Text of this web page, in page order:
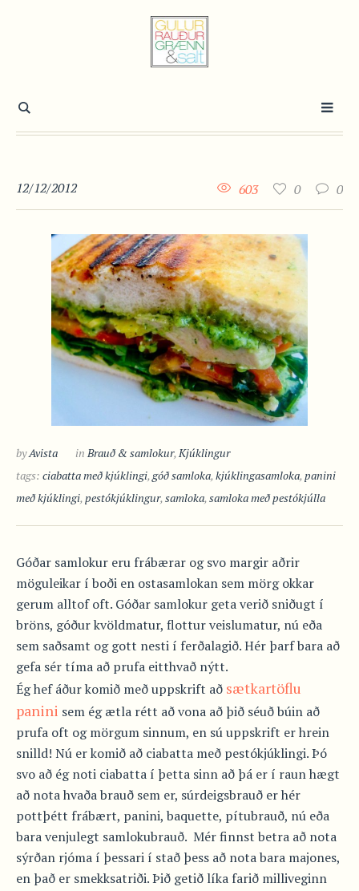
12/12/2012 0
0
603
byAvista in Brauð & samlokur,Kjúklingur
tags: ciabatta með kjúklingi,góð samloka,kjúklingasamloka,panini
með kjúklingi,pestókjúklingur,samloka,samloka með pestókjúlla
Góðar samlokur eru frábærar og svo margir aðrir
möguleikar í boði en ostasamlokan sem mörg okkar
gerum alltof oft. Góðar samlokur geta verið sniðugt í
bröns, góður kvöldmatur, flottur veislumatur, nú eða
sem saðsamt og gott nesti í ferðalagið. Hér þarf bara að
gefa sér tíma að prufa eitthvað nýtt.
Ég hef áður komið með uppskrift að sætkartöflu
panini sem ég ætla rétt að vona að þið séuð búin að
prufa oft og mörgum sinnum, en sú uppskrift er hrein
snilld! Nú er komið að ciabatta með pestókjúklingi. Þó
svo að ég noti ciabatta í þetta sinn að þá er í raun hægt
að nota hvaða brauð sem er, súrdeigsbrauð er hér
pottþétt frábært, panini, baquette, pítubrauð, nú eða
bara venjulegt samlokubrauð. Mér finnst betra að nota
sýrðan rjóma í þessari í stað þess að nota bara majones,
en það er smekksatriði. Þið getið líka farið milliveginn